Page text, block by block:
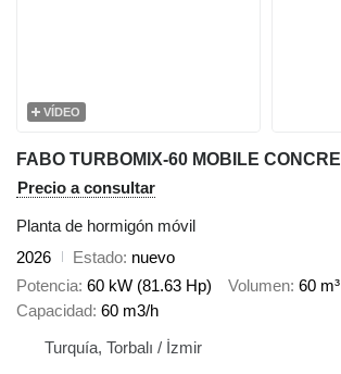
VÍDEO
Precio a consultar
Planta de hormigón móvil
2026
Estado nuevo
Potencia 60 kW (81.63 Hp) Volumen 60 m³
Capacidad 60 m3/h
Turquía, Torbalı / İzmir